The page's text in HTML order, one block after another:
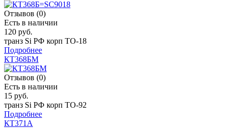
Отзывов (0)
Есть в наличии
120 руб.
транз Si РФ корп ТО-18
Подробнее
КТ368БМ
Отзывов (0)
Есть в наличии
15 руб.
транз Si РФ корп TO-92
Подробнее
КТ371А